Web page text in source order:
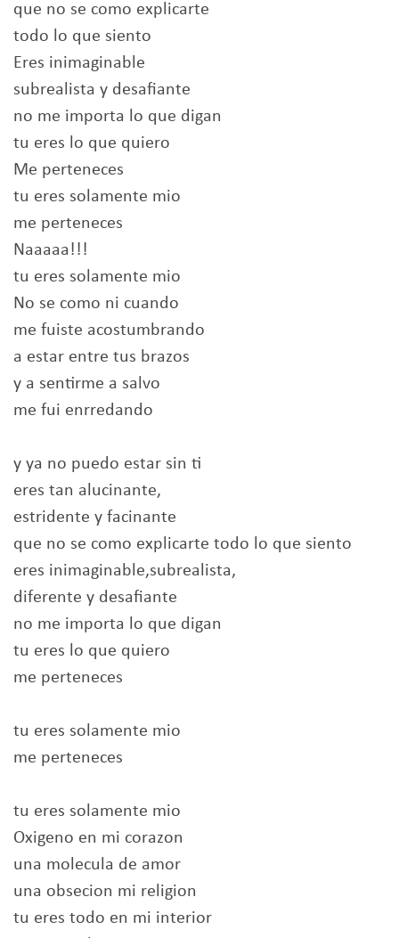
que no se como explicarte
todo lo que siento
Eres inimaginable
subrealista y desafiante
no me importa lo que digan
tu eres lo que quiero
Me perteneces
tu eres solamente mio
me perteneces
Naaaaa!!!
tu eres solamente mio
No se como ni cuando
me fuiste acostumbrando
a estar entre tus brazos
y a sentirme a salvo
me fui enrredando
y ya no puedo estar sin ti
eres tan alucinante,
estridente y facinante
que no se como explicarte todo lo que siento
eres inimaginable,subrealista,
diferente y desafiante
no me importa lo que digan
tu eres lo que quiero
me perteneces
tu eres solamente mio
me perteneces
tu eres solamente mio
Oxigeno en mi corazon
una molecula de amor
una obsecion mi religion
tu eres todo en mi interior